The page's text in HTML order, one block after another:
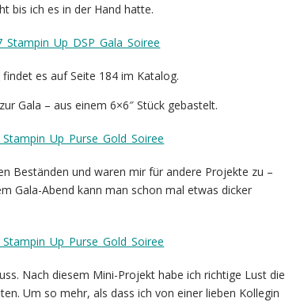
bis ich es in der Hand hatte.
es auf Seite 184 im Katalog.
Gala – aus einem 6×6″ Stück gebastelt.
Beständen und waren mir für andere Projekte zu –
Gala-Abend kann man schon mal etwas dicker
Nach diesem Mini-Projekt habe ich richtige Lust die
Um so mehr, als dass ich von einer lieben Kollegin